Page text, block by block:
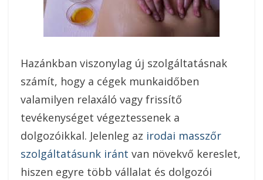
Hazánkban viszonylag új szolgáltatásnak
számít, hogy a cégek munkaidőben
valamilyen relaxáló vagy frissítő
tevékenységet végeztessenek a
dolgozóikkal. Jelenleg az irodai masszőr
szolgáltatásunk iránt van növekvő kereslet,
hiszen egyre több vállalat és dolgozói